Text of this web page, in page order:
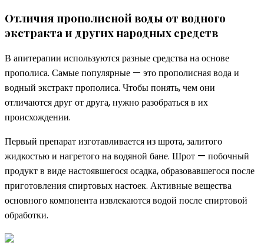
Отличия прополисной воды от водного
экстракта и других народных средств
В апитерапии используются разные средства на основе
прополиса. Самые популярные — это прополисная вода и
водный экстракт прополиса. Чтобы понять, чем они
отличаются друг от друга, нужно разобраться в их
происхождении.
Первый препарат изготавливается из шрота, залитого
жидкостью и нагретого на водяной бане. Шрот — побочный
продукт в виде настоявшегося осадка, образовавшегося после
приготовления спиртовых настоек. Активные вещества
основного компонента извлекаются водой после спиртовой
обработки.